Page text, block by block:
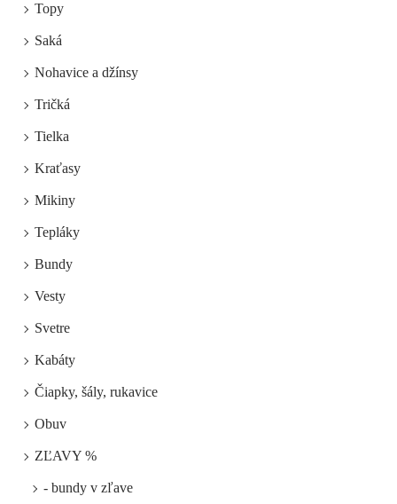
Topy
Saká
Nohavice a džínsy
Tričká
Tielka
Kraťasy
Mikiny
Tepláky
Bundy
Vesty
Svetre
Kabáty
Čiapky, šály, rukavice
Obuv
ZĽAVY %
- bundy v zľave